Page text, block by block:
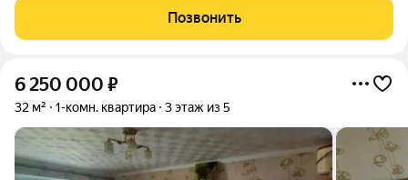
года постройки. Общая площадь 34,9кв.м. (с учетом балкона),
жилая 18 кв.м., кухня 9
Позвонить
6 250 000 ₽
32 м² 1-комн. квартира 3 этаж из 5